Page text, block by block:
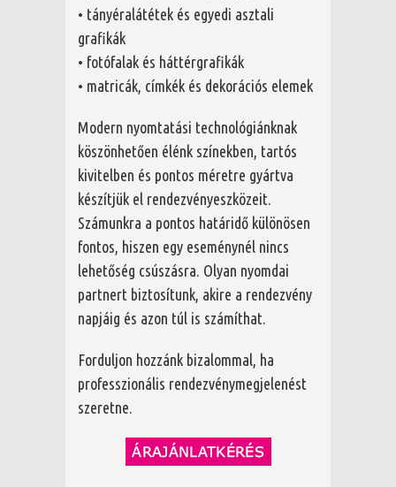
• tányéralátétek és egyedi asztali
grafikák
• fotófalak és háttérgrafikák
• matricák, címkék és dekorációs elemek
Modern nyomtatási technológiánknak
köszönhetően élénk színekben, tartós
kivitelben és pontos méretre gyártva
készítjük el rendezvényeszközeit.
Számunkra a pontos határidő különösen
fontos, hiszen egy eseménynél nincs
lehetőség csúszásra. Olyan nyomdai
partnert biztosítunk, akire a rendezvény
napjáig és azon túl is számíthat.
Forduljon hozzánk bizalommal, ha
professzionális rendezvénymegjelenést
szeretne.